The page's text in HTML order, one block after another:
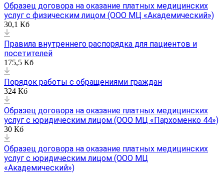
Образец договора на оказание платных медицинских
услуг с физическим лицом (ООО МЦ «Академический»)
30,1 Кб
Правила внутреннего распорядка для пациентов и
посетителей
175,5 Кб
Порядок работы с обращениями граждан
324 Кб
Образец договора на оказание платных медицинских
услуг с юридическим лицом (ООО МЦ «Пархоменко 44»)
30 Кб
Образец договора на оказание платных медицинских
услуг с юридическим лицом (ООО МЦ
«Академический»)